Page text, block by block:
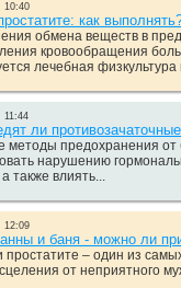
10:40
как
обмена веществ в
кровообращения
лечебная физкультура
11:44
ли
методы предохранения от
нарушению
также влиять...
12:09
и баня - можно ли
простатите – один из
от неприятного